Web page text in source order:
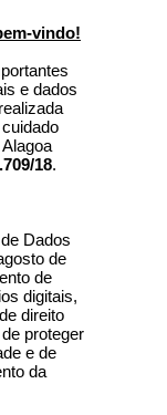
vindo!
e dados
18.
Dados
de
de
digitais,
direito
proteger
e de
da